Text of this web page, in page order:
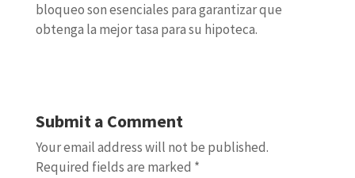
bloqueo son esenciales para garantizar que
obtenga la mejor tasa para su hipoteca.
Submit a Comment
Your email address will not be published.
Required fields are marked *